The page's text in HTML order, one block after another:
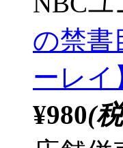
の禁書
ーレイ
¥980(